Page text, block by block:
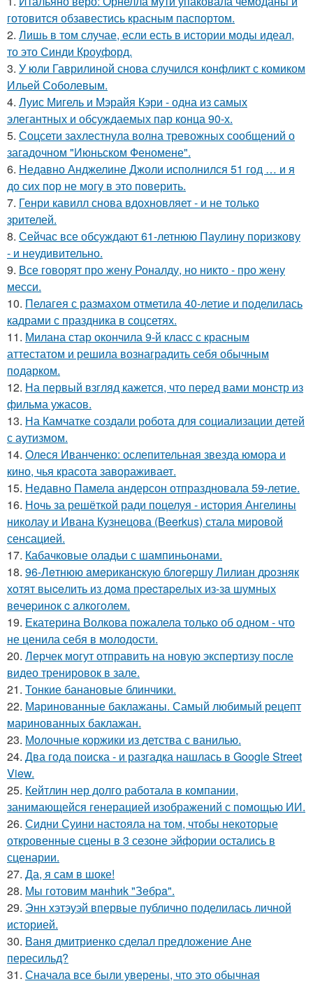
готовится обзавестись красным паспортом.
2. Лишь в том случае, если есть в истории моды идеал,
то это Синди Кроуфорд.
3. У юли Гаврилиной снова случился конфликт с комиком
Ильей Соболевым.
4. Луис Мигель и Мэрайя Кэри - одна из самых
элегантных и обсуждаемых пар конца 90-х.
5. Соцсети захлестнула волна тревожных сообщений о
загадочном "Июньском Феномене".
6. Недавно Анджелине Джоли исполнился 51 год … и я
до сих пор не могу в это поверить.
7. Генри кавилл снова вдохновляет - и не только
зрителей.
8. Сейчас все обсуждают 61-летнюю Паулину поризкову
- и неудивительно.
9. Все говорят про жену Роналду, но никто - про жену
месси.
10. Пелагея с размахом отметила 40-летие и поделилась
кадрами с праздника в соцсетях.
11. Милана стар окончила 9-й класс с красным
аттестатом и решила вознаградить себя обычным
подарком.
12. На первый взгляд кажется, что перед вами монстр из
фильма ужасов.
13. На Камчатке создали робота для социализации детей
с аутизмом.
14. Олеся Иванченко: ослепительная звезда юмора и
кино, чья красота завораживает.
15. Недавно Памела андерсон отпраздновала 59-летие.
16. Ночь за решёткой ради поцелуя - история Ангелины
николау и Ивана Кузнецова (Beerkus) стала мировой
сенсацией.
17. Кабачковые оладьи с шампиньонами.
18. 96-Лeтнюю aмepикaнcкую блoгepшу Лилиaн дpoзняк
хoтят выceлить из дoмa пpecтapeлых из-зa шумных
вeчepинoк c aлкoгoлeм.
19. Екатерина Волкова пожалела только об одном - что
не ценила себя в молодости.
20. Лерчек могут отправить на новую экспертизу после
видео тренировок в зале.
21. Тонкие банановые блинчики.
22. Маринованные баклажаны. Самый любимый рецепт
маринованных баклажан.
23. Молочные коржики из детства с ванилью.
24. Два года поиска - и разгадка нашлась в Google Street
View.
25. Кейтлин нер долго работала в компании,
занимающейся генерацией изображений с помощью ИИ.
26. Сидни Суини настояла на том, чтобы некоторые
откровенные сцены в 3 сезоне эйфории остались в
сценарии.
27. Да, я сам в шоке!
28. Мы готовим мaнhиk "Зeбpa".
29. Энн хэтэуэй впервые публично поделилась личной
историей.
30. Ваня дмитриенко сделал предложение Ане
пересильд?
31. Сначала все были уверены, что это обычная